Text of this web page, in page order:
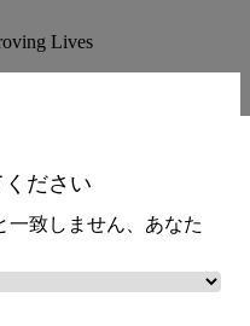
Lives
ださい
一致しません、あなた